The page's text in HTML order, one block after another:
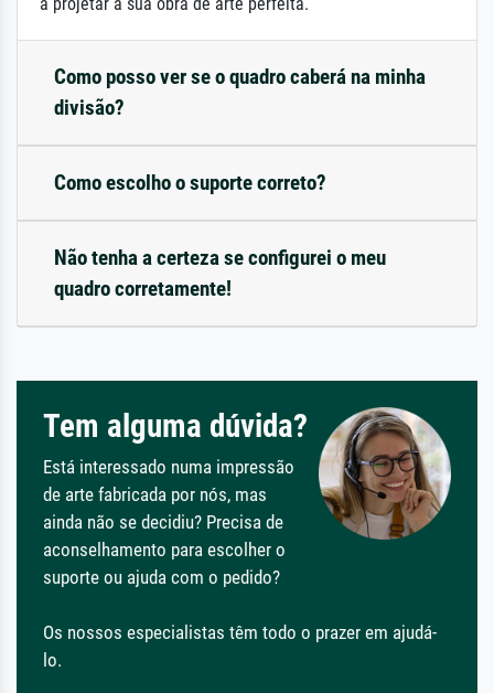
Como posso ver se o quadro caberá na minha
divisão?
Como escolho o suporte correto?
Não tenha a certeza se configurei o meu
quadro corretamente!
Tem alguma dúvida?
Está interessado numa impressão
de arte fabricada por nós, mas
ainda não se decidiu? Precisa de
aconselhamento para escolher o
suporte ou ajuda com o pedido?
Os nossos especialistas têm todo o prazer em ajudá-
lo.